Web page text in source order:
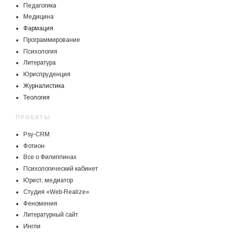
Педагогика
Медицина
Фармация
Программирование
Психология
Литература
Юриспруденция
Журналистика
Теология
ПРОЕКТЫ
Psy-CRM
Фотион
Все о Филиппинах
Психологический кабинет
Юрист, медиатор
Студия «Web-Realize»
Феномения
Литературный сайт
Ингли